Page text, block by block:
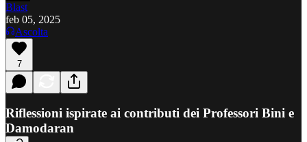
Blast
feb 05, 2025
Ascolta
7
Riflessioni ispirate ai contributi dei Professori Bini e
Damodaran